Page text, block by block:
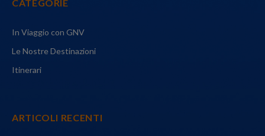
CATEGORIE
In Viaggio con GNV
Le Nostre Destinazioni
Itinerari
ARTICOLI RECENTI